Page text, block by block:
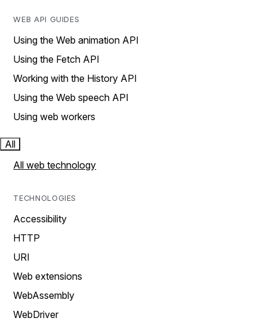
WEB API GUIDES
Using the Web animation API
Using the Fetch API
Working with the History API
Using the Web speech API
Using web workers
All
All web technology
TECHNOLOGIES
Accessibility
HTTP
URI
Web extensions
WebAssembly
WebDriver